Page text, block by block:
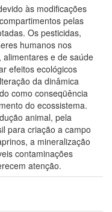
às modificações
pelas
Os pesticidas,
humanos nos
e de saúde
efeitos ecológicos
da dinâmica
como conseqüência
do ecossistema.
animal, pela
para criação a campo
a mineralização
contaminações
atenção.